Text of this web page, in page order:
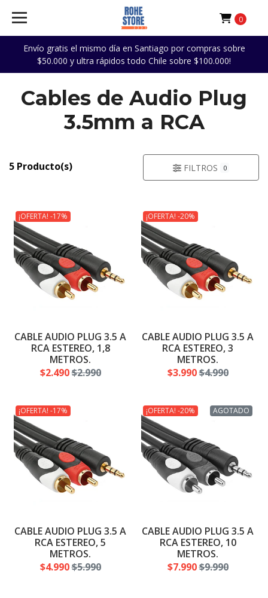
Envío gratis el mismo día en Santiago por compras sobre
$50.000 y ultra rápidos todo Chile sobre $100.000!
0
Cables de Audio Plug
3.5mm a RCA
5 Producto(s) FILTROS 0
¡OFERTA! -17%
CABLE AUDIO PLUG 3.5 A
RCA ESTEREO, 1,8
METROS.
$2.490$2.990
¡OFERTA! -20%
CABLE AUDIO PLUG 3.5 A
RCA ESTEREO, 3
METROS.
$3.990$4.990
¡OFERTA! -17%
CABLE AUDIO PLUG 3.5 A
RCA ESTEREO, 5
METROS.
$4.990$5.990
AGOTADO
¡OFERTA! -20%
CABLE AUDIO PLUG 3.5 A
RCA ESTEREO, 10
METROS.
$7.990$9.990